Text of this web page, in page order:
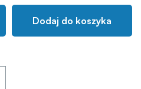
Dodaj do koszyka